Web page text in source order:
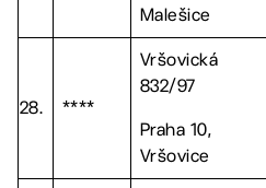
Malešice
28. ****
Vršovická
832/97
Praha 10,
Vršovice